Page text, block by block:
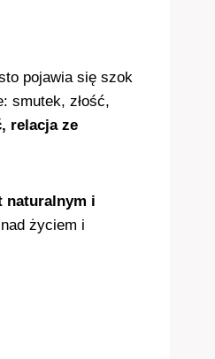
pojawia się szok
smutek, złość,
relacja ze
naturalnym i
życiem i